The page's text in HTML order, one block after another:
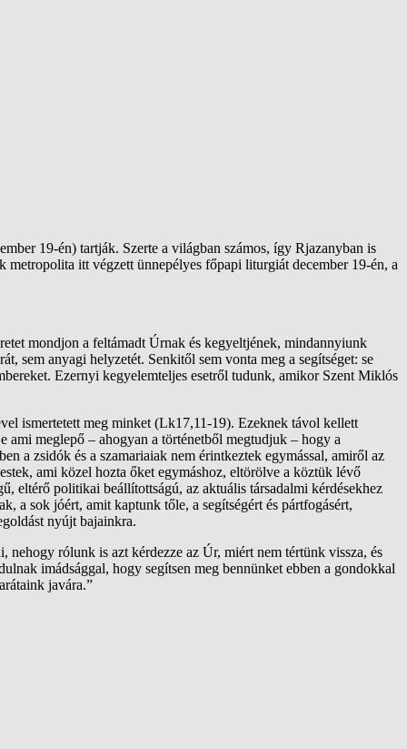
19-én) tartják. Szerte a világban számos, így Rjazanyban is
metropolita itt végzett ünnepélyes főpapi liturgiát december 19-én, a
mondjon a feltámadt Úrnak és kegyeltjének, mindannyiunk
át, sem anyagi helyzetét. Senkitől sem vonta meg a segítséget: se
Ezernyi kegyelemteljes esetről tudunk, amikor Szent Miklós
ismertetett meg minket (Lk17,11-19). Ezeknek távol kellett
ami meglepő – ahogyan a történetből megtudjuk – hogy a
a zsidók és a szamariaiak nem érintkeztek egymással, amiről az
ami közel hozta őket egymáshoz, eltörölve a köztük lévő
eltérő politikai beállítottságú, az aktuális társadalmi kérdésekhez
a sok jóért, amit kaptunk tőle, a segítségért és pártfogásért,
nyújt bajainkra.
rólunk is azt kérdezze az Úr, miért nem tértünk vissza, és
imádsággal, hogy segítsen meg bennünket ebben a gondokkal
javára.”